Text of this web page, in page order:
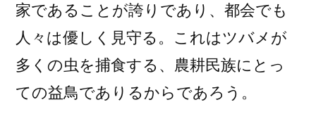
家であることが誇りであり、都会でも
人々は優しく見守る。これはツバメが
多くの虫を捕食する、農耕民族にとっ
ての益鳥でありるからであろう。